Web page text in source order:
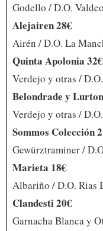
Godello / D.O.
Alejairen 28€
Airén / D.O. La
Quinta Apolonia
Verdejo y otras /
Belondrade y
Verdejo y otras /
Sommos Colección
Gewürztraminer /
Marieta 18€
Albariño / D.O. Rias
Clandesti 20€
Garnacha Blanca y